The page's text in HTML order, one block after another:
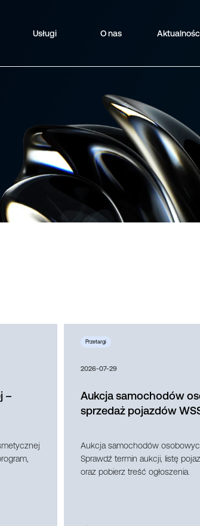
Usługi O nas
–
2026-07-29
Aukcja samochodów
sprzedaż pojazdów
Aukcja samochodów osobowych
Sprawdź termin aukcji, listę
oraz pobierz treść ogłoszenia.